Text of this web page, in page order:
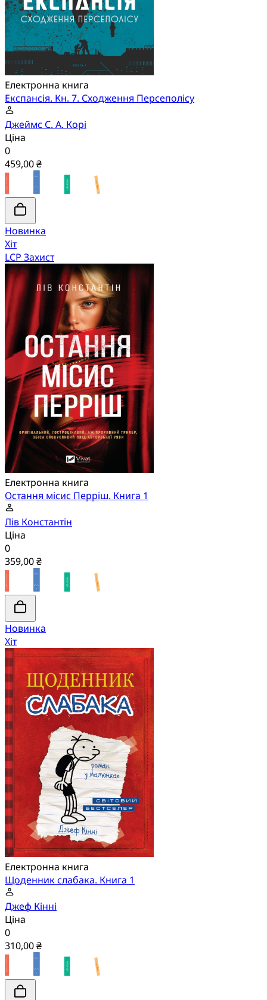
Електронна книга
Експансія. Кн. 7. Сходження Персеполісу
Джеймс С. А. Корі
Ціна
0
459,00 ₴
Новинка
Хіт
LCP Захист
Електронна книга
Остання місис Перріш. Книга 1
Лів Константін
Ціна
0
359,00 ₴
Новинка
Хіт
Електронна книга
Щоденник слабака. Книга 1
Джеф Кінні
Ціна
0
310,00 ₴